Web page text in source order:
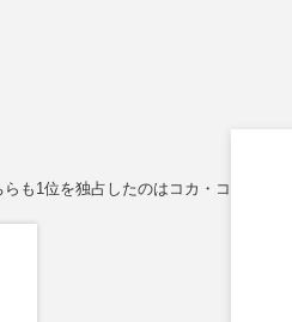
も1位を独占したのはコカ・コーラ社